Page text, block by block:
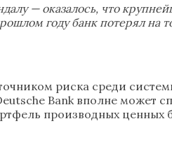
— оказалось, что
году банк потерял на
риска среди
Bank вполне может
производных